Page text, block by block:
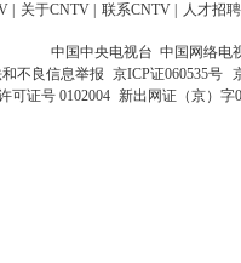
关于CNTV 联系CNTV 人才招聘
中国中央电视台 中国网络电
不良信息举报 京ICP证060535号
可证号 0102004 新出网证（京）